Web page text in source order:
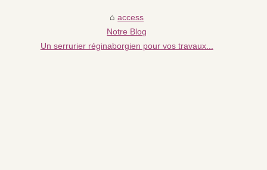
access
Notre Blog
Un serrurier réginaborgien pour vos travaux...